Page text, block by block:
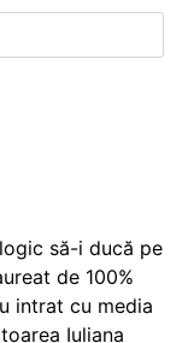
să-i ducă pe
de 100%
intrat cu media
Iuliana